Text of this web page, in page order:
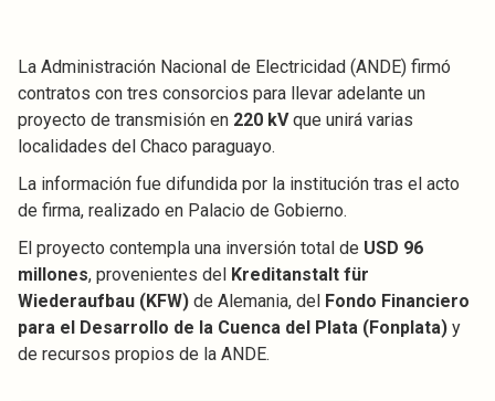
La Administración Nacional de Electricidad (ANDE) firmó
contratos con tres consorcios para llevar adelante un
proyecto de transmisión en 220 kVque unirá varias
localidades del Chaco paraguayo.
La información fue difundida por la institución tras el acto
de firma, realizado en Palacio de Gobierno.
El proyecto contempla una inversión total de USD 96
millones, provenientes del
Kreditanstalt für
Wiederaufbau (KFW) de Alemania, del
Fondo Financiero
para el Desarrollo de la Cuenca del Plata (Fonplata) y
de recursos propios de la ANDE.